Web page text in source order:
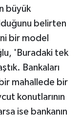
büyük
belirten
bir model
'Buradaki tek
Bankaları
mahallede bir
konutlarının
ise bankanın